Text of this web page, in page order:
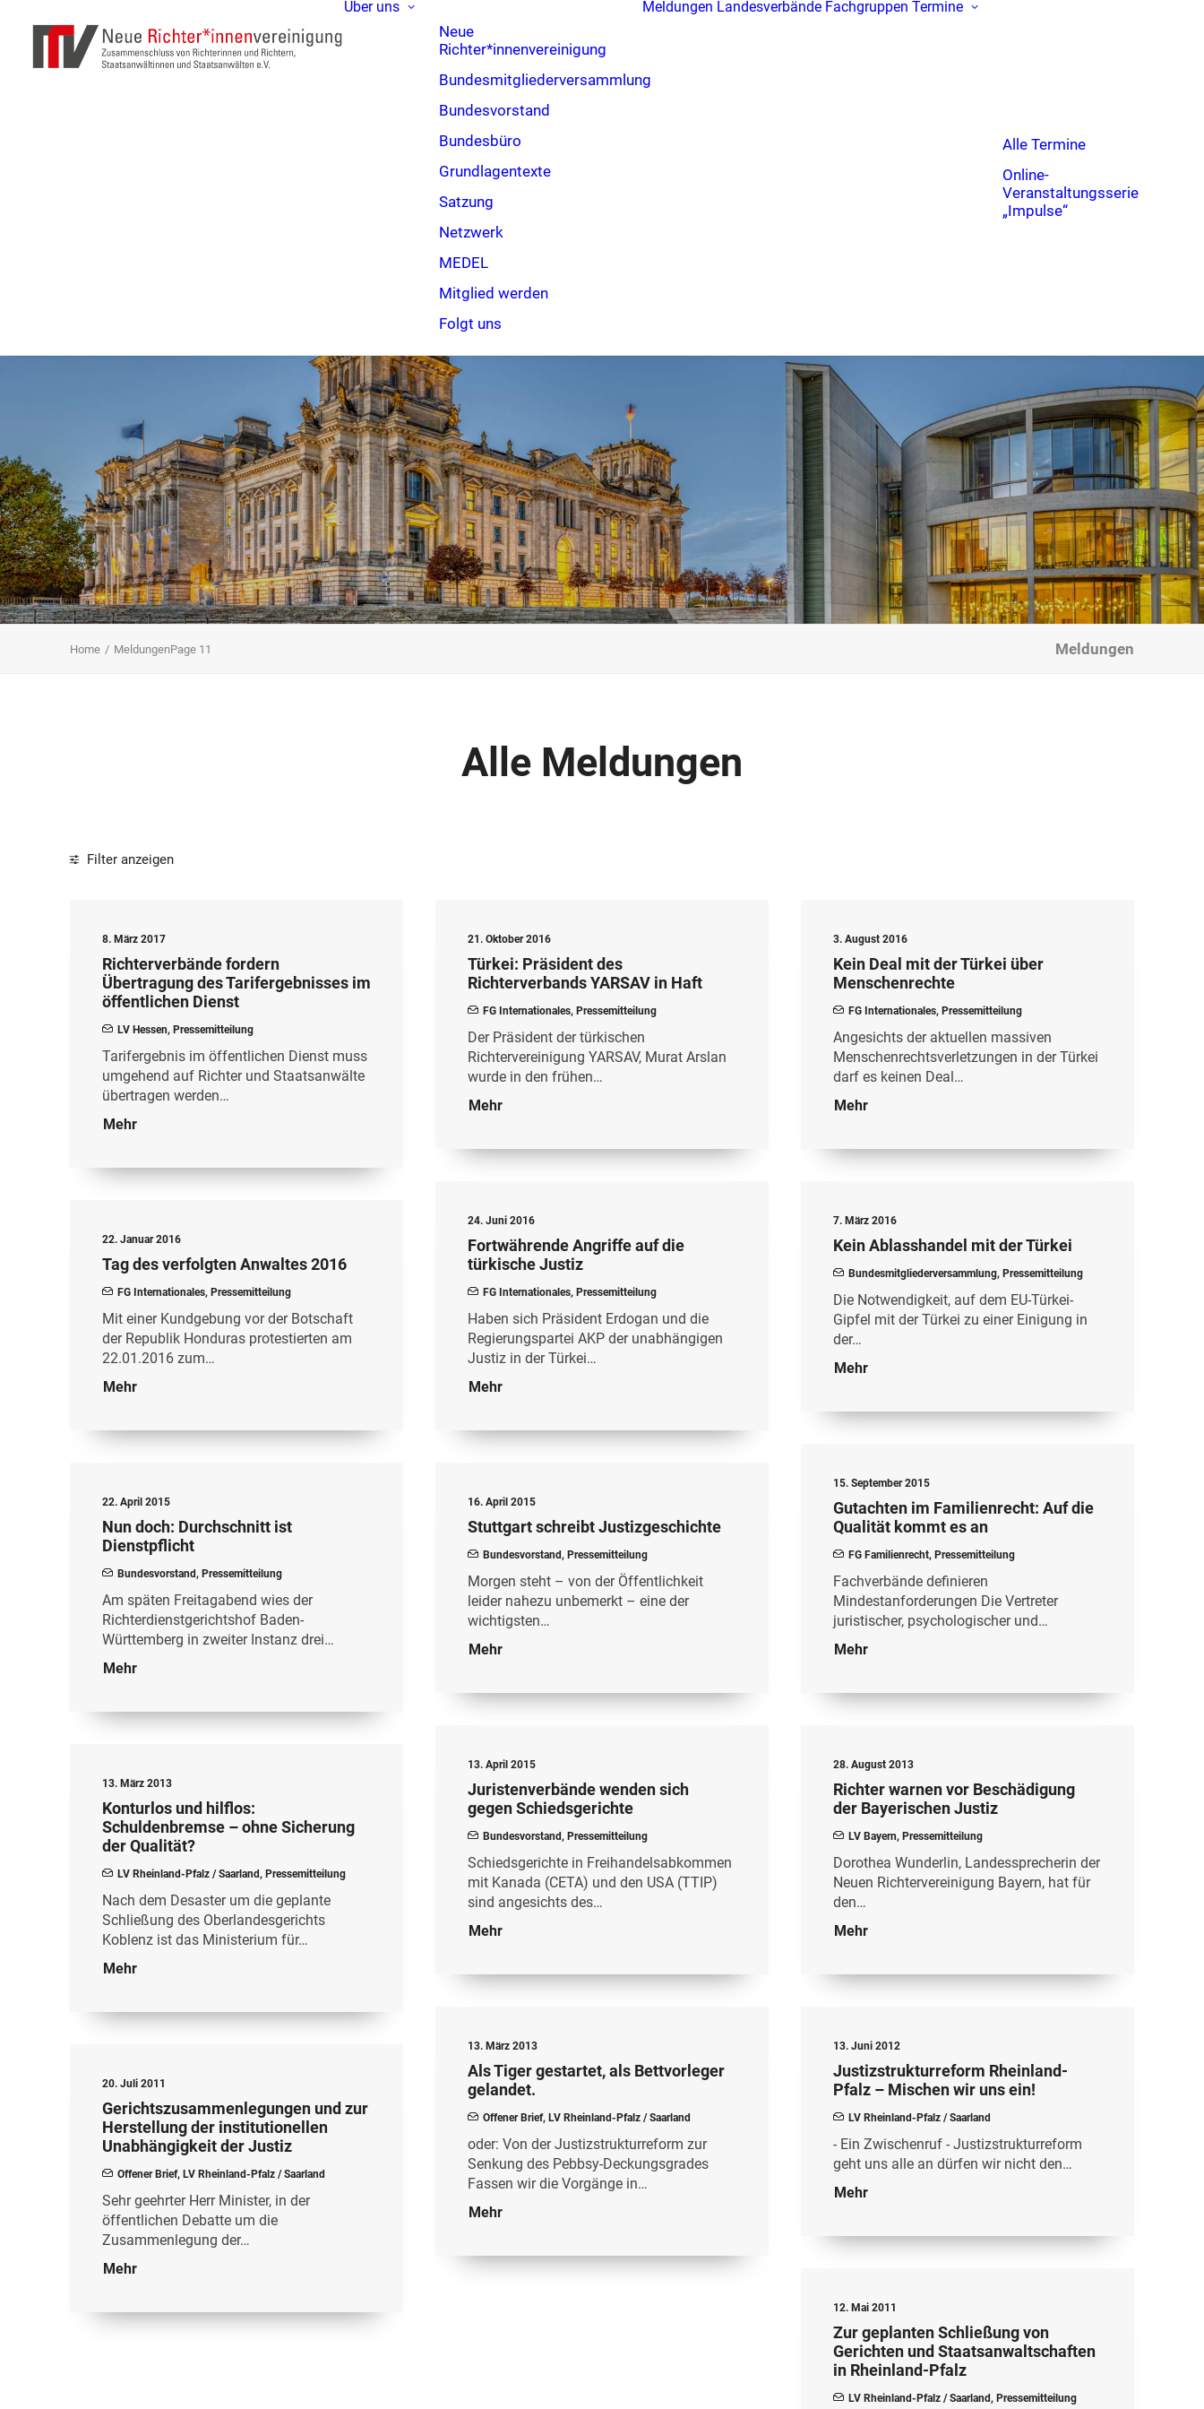
Über uns
Neue
Richter*innenvereinigung
Bundesmitgliederversammlung
Bundesvorstand
Bundesbüro
Grundlagentexte
Satzung
Netzwerk
MEDEL
Mitglied werden
Folgt uns
Meldungen Landesverbände Fachgruppen Termine
Alle Termine
Online-
Veranstaltungsserie
„Impulse“
Meldungen
Home MeldungenPage 11
Alle Meldungen
Filter anzeigen
8. März 2017
Richterverbände fordern
Übertragung des Tarifergebnisses im
öffentlichen Dienst
LV Hessen, Pressemitteilung
Tarifergebnis im öffentlichen Dienst muss
umgehend auf Richter und Staatsanwälte
übertragen werden…
Mehr
21. Oktober 2016
Türkei: Präsident des
Richterverbands YARSAV in Haft
FG Internationales, Pressemitteilung
Der Präsident der türkischen
Richtervereinigung YARSAV, Murat Arslan
wurde in den frühen…
Mehr
3. August 2016
Kein Deal mit der Türkei über
Menschenrechte
FG Internationales, Pressemitteilung
Angesichts der aktuellen massiven
Menschenrechtsverletzungen in der Türkei
darf es keinen Deal…
Mehr
24. Juni 2016
Fortwährende Angriffe auf die
türkische Justiz
FG Internationales, Pressemitteilung
Haben sich Präsident Erdogan und die
Regierungspartei AKP der unabhängigen
Justiz in der Türkei…
Mehr
7. März 2016
Kein Ablasshandel mit der Türkei
Bundesmitgliederversammlung, Pressemitteilung
Die Notwendigkeit, auf dem EU-Türkei-
Gipfel mit der Türkei zu einer Einigung in
der…
Mehr
22. Januar 2016
Tag des verfolgten Anwaltes 2016
FG Internationales, Pressemitteilung
Mit einer Kundgebung vor der Botschaft
der Republik Honduras protestierten am
22.01.2016 zum…
Mehr
15. September 2015
Gutachten im Familienrecht: Auf die
Qualität kommt es an
FG Familienrecht, Pressemitteilung
Fachverbände definieren
Mindestanforderungen Die Vertreter
juristischer, psychologischer und…
Mehr
22. April 2015
Nun doch: Durchschnitt ist
Dienstpflicht
Bundesvorstand, Pressemitteilung
Am späten Freitagabend wies der
Richterdienstgerichtshof Baden-
Württemberg in zweiter Instanz drei…
Mehr
16. April 2015
Stuttgart schreibt Justizgeschichte
Bundesvorstand, Pressemitteilung
Morgen steht – von der Öffentlichkeit
leider nahezu unbemerkt – eine der
wichtigsten…
Mehr
13. April 2015
Juristenverbände wenden sich
gegen Schiedsgerichte
Bundesvorstand, Pressemitteilung
Schiedsgerichte in Freihandelsabkommen
mit Kanada (CETA) und den USA (TTIP)
sind angesichts des…
Mehr
28. August 2013
Richter warnen vor Beschädigung
der Bayerischen Justiz
LV Bayern, Pressemitteilung
Dorothea Wunderlin, Landessprecherin der
Neuen Richtervereinigung Bayern, hat für
den…
Mehr
13. März 2013
Konturlos und hilflos:
Schuldenbremse – ohne Sicherung
der Qualität?
LV Rheinland-Pfalz / Saarland, Pressemitteilung
Nach dem Desaster um die geplante
Schließung des Oberlandesgerichts
Koblenz ist das Ministerium für…
Mehr
13. März 2013
Als Tiger gestartet, als Bettvorleger
gelandet.
Offener Brief, LV Rheinland-Pfalz / Saarland
oder: Von der Justizstrukturreform zur
Senkung des Pebbsy-Deckungsgrades
Fassen wir die Vorgänge in…
Mehr
13. Juni 2012
Justizstrukturreform Rheinland-
Pfalz – Mischen wir uns ein!
LV Rheinland-Pfalz / Saarland
- Ein Zwischenruf - Justizstrukturreform
geht uns alle an dürfen wir nicht den…
Mehr
20. Juli 2011
Gerichtszusammenlegungen und zur
Herstellung der institutionellen
Unabhängigkeit der Justiz
Offener Brief, LV Rheinland-Pfalz / Saarland
Sehr geehrter Herr Minister, in der
öffentlichen Debatte um die
Zusammenlegung der…
Mehr
12. Mai 2011
Zur geplanten Schließung von
Gerichten und Staatsanwaltschaften
in Rheinland-Pfalz
LV Rheinland-Pfalz / Saarland, Pressemitteilung